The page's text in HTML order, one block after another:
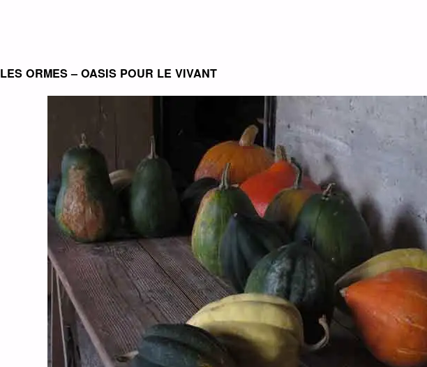
LES ORMES – OASIS POUR LE VIVANT